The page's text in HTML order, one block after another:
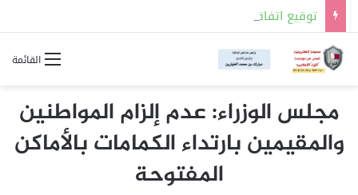
القائمة
مجلس الوزراء: عدم إلزام المواطنين
والمقيمين بارتداء الكمامات بالأماكن
المفتوحة